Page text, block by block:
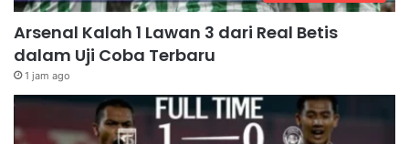
Arsenal Kalah 1 Lawan 3 dari Real Betis
dalam Uji Coba Terbaru
1 jam ago